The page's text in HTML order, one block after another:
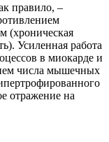
правило, –
(хроническая
Усиленная работа
в миокарде и
числа мышечных
отражение на